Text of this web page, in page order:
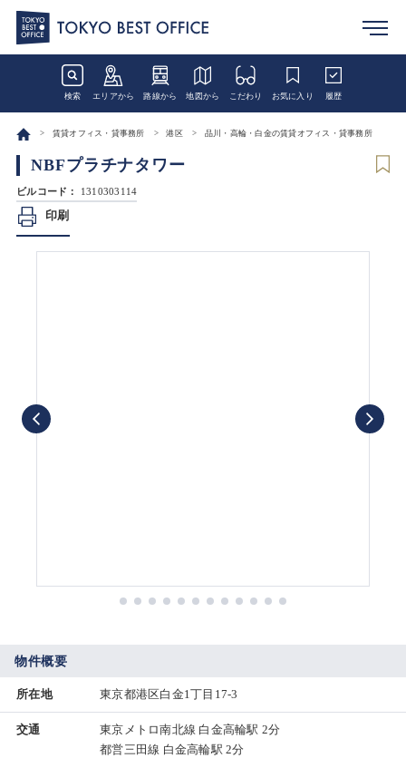
検索 エリアから 路線から 地図から こだわり お気に入り 履歴
賃貸オフィス・貸事務所 港区 品川・高輪・白金の賃貸オフィス・貸事務所
NBFプラチナタワー
ビルコード： 1310303114
印刷
物件概要
所在地 東京都港区白金1丁目17-3
交通
東京メトロ南北線 白金高輪駅 2分
都営三田線 白金高輪駅 2分